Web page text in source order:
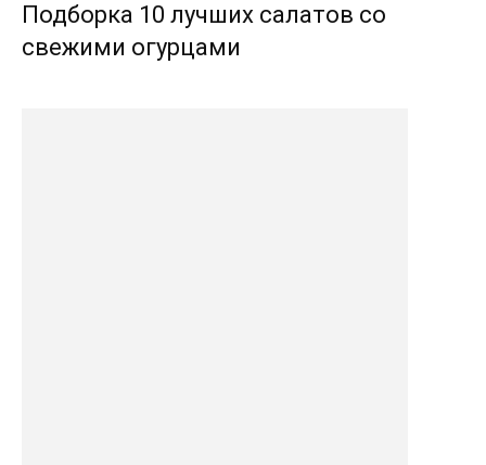
Подборка 10 лучших салатов со
свежими огурцами